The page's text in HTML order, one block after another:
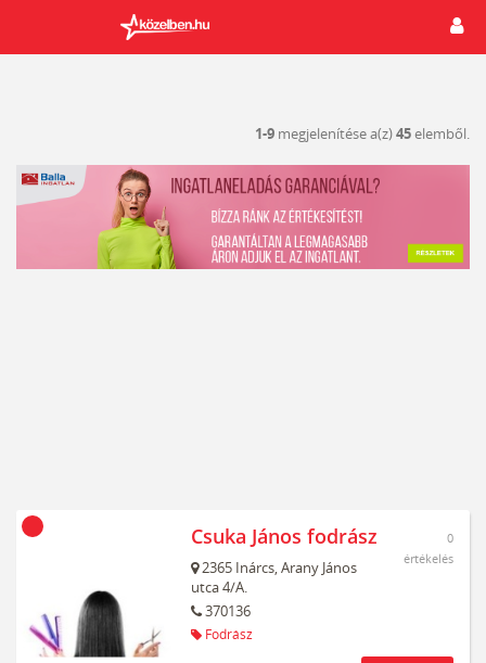
1-9 megjelenítése a(z)45elemből.
Csuka János fodrász
2365 Inárcs,Arany János
utca 4/A.
370136
Fodrász
0
értékelés